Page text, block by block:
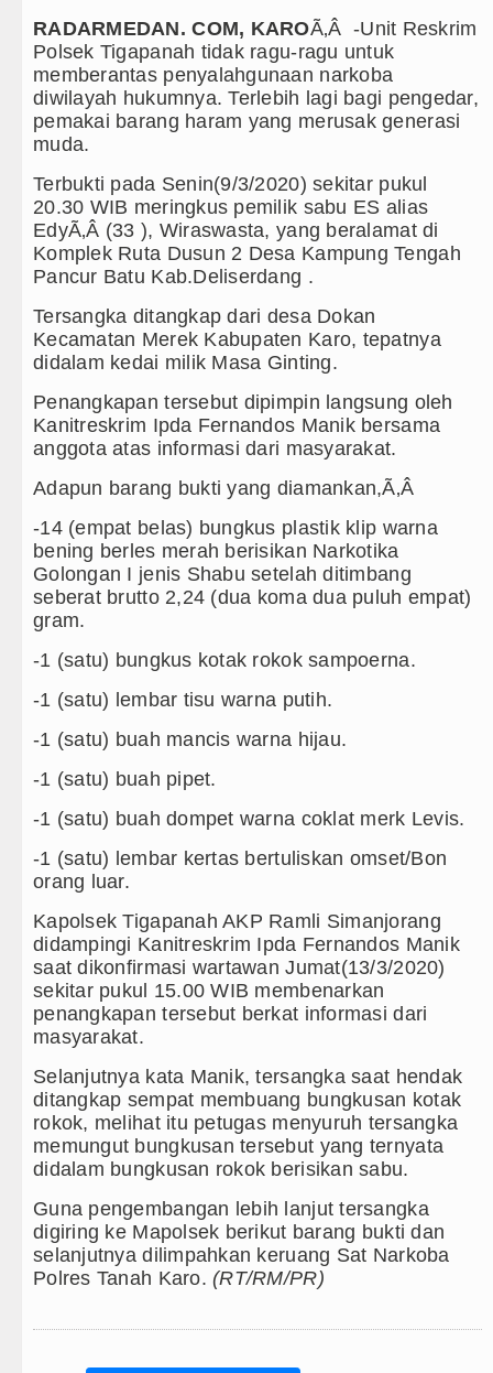
Kapolda Sumut Rombak Puluhan
Wabup Deli Serdang Lantik 25
Ketua GRIB Jaya Labuhanbatu
Gubernur Bobby Nasution Minta
Rico Waas : Kemerdekaan Harus
Kurang dari 6 Jam, Polsek Kotarih
Liverpool vs Monaco Laga
Manchester City vs Atletico Madrid
Serapan Anggaran Terendah,
Gubernur Bobby Nasution Siapkan
Kapolda Sumut Rombak Puluhan
Wabup Deli Serdang Lantik 25
Ketua GRIB Jaya Labuhanbatu
RADARMEDAN. COM, KAROÃ‚Â -Unit Reskrim
Polsek Tigapanah tidak ragu-ragu untuk
memberantas penyalahgunaan narkoba
diwilayah hukumnya. Terlebih lagi bagi pengedar,
pemakai barang haram yang merusak generasi
muda.
Terbukti pada Senin(9/3/2020) sekitar pukul
20.30 WIB meringkus pemilik sabu ES alias
EdyÃ‚Â (33 ), Wiraswasta, yang beralamat di
Komplek Ruta Dusun 2 Desa Kampung Tengah
Pancur Batu Kab.Deliserdang .
Tersangka ditangkap dari desa Dokan
Kecamatan Merek Kabupaten Karo, tepatnya
didalam kedai milik Masa Ginting.
Penangkapan tersebut dipimpin langsung oleh
Kanitreskrim Ipda Fernandos Manik bersama
anggota atas informasi dari masyarakat.
Adapun barang bukti yang diamankan,Ã‚Â
-14 (empat belas) bungkus plastik klip warna
bening berles merah berisikan Narkotika
Golongan I jenis Shabu setelah ditimbang
seberat brutto 2,24 (dua koma dua puluh empat)
gram.
-1 (satu) bungkus kotak rokok sampoerna.
-1 (satu) lembar tisu warna putih.
-1 (satu) buah mancis warna hijau.
-1 (satu) buah pipet.
-1 (satu) buah dompet warna coklat merk Levis.
-1 (satu) lembar kertas bertuliskan omset/Bon
orang luar.
Kapolsek Tigapanah AKP Ramli Simanjorang
didampingi Kanitreskrim Ipda Fernandos Manik
saat dikonfirmasi wartawan Jumat(13/3/2020)
sekitar pukul 15.00 WIB membenarkan
penangkapan tersebut berkat informasi dari
masyarakat.
Selanjutnya kata Manik, tersangka saat hendak
ditangkap sempat membuang bungkusan kotak
rokok, melihat itu petugas menyuruh tersangka
memungut bungkusan tersebut yang ternyata
didalam bungkusan rokok berisikan sabu.
Guna pengembangan lebih lanjut tersangka
digiring ke Mapolsek berikut barang bukti dan
selanjutnya dilimpahkan keruang Sat Narkoba
Polres Tanah Karo.(RT/RM/PR)